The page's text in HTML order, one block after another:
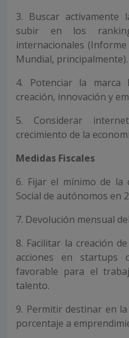
3. Buscar activamente
subir en los
internacionales
Mundial, principalmente).
4. Potenciar la marca
creación, innovación y
5. Considerar
crecimiento de la
Medidas Fiscales
6. Fijar el mínimo de la
Social de autónomos en
7. Devolución mensual
8. Facilitar la creación
acciones en startups
favorable para el
talento.
9. Permitir destinar en
porcentaje a